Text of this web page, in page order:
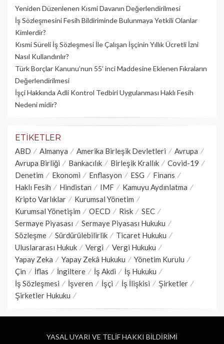
Yeniden Düzenlenen Kısmi Davanın Değerlendirilmesi
İş Sözleşmesini Fesih Bildiriminde Bulunmaya Yetkili Olanlar
Kimlerdir?
Kısmi Süreli İş Sözleşmesi İle Çalışan İşçinin Yıllık Üc­retli İzni
Nasıl Kullandırılır?
Türk Borçlar Kanunu’nun 55’ inci Maddesine Eklenen Fıkraların
Değerlendirilmesi
İşçi Hakkında Adli Kontrol Tedbiri Uygulanması Haklı Fesih
Nedeni midir?
ETIKETLER
ABD Almanya Amerika Birleşik Devletleri
Avrupa
Avrupa Birliği
Bankacılık Birleşik Krallık
Covid-19
Denetim
Ekonomi Enflasyon ESG
Finans
Haklı Fesih
Hindistan IMF
Kamuyu Aydınlatma
Kripto Varlıklar
Kurumsal Yönetim
Kurumsal Yönetişim
OECD Risk
SEC
Sermaye Piyasası
Sermaye Piyasası Hukuku
Sözleşme
Sürdürülebilirlik
Ticaret Hukuku
Uluslararası Hukuk
Vergi
Vergi Hukuku
Yapay Zeka
Yapay Zekâ Hukuku
Yönetim Kurulu
Çin
İflas İngiltere İş Akdi
İş Hukuku
İş Sözleşmesi
İşveren İşçi İş İlişkisi
Şirketler
Şirketler Hukuku
YASAL UYARI VE TELİF HAKKI BİLDİRİMİ